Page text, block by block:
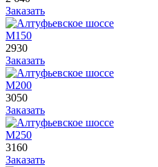
Заказать
М150
2930
Заказать
М200
3050
Заказать
М250
3160
Заказать